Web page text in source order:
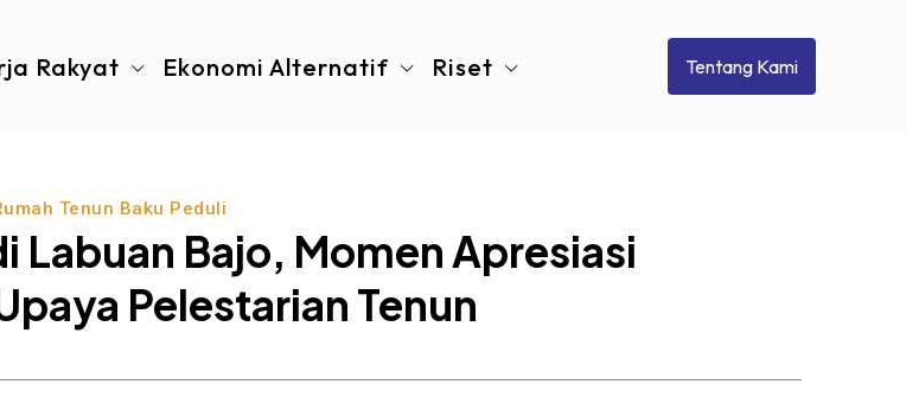
Rakyat Ekonomi Alternatif Riset Tentang Kami
Tenun Baku Peduli
Labuan Bajo, Momen Apresiasi
Pelestarian Tenun